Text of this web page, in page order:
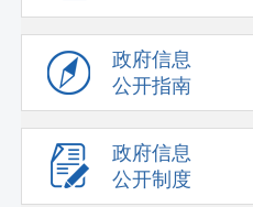
政府信息
公开指南
政府信息
公开制度